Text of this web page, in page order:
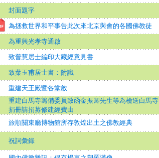
封面題字
為拯救世界和平事告此次來北京與會的各國佛教徒
為重興光孝寺通啟
致普慧居士編印大藏經意見書
致葉玉甫居士書：附識
重建天王殿暨各堂啟
重建白馬寺籌備委員致函金振卿先生等為檢送白馬寺
捐冊請捐募修建經費由
旅順關東廳博物館所存敦煌出土之佛教經典
祝詞彙錄